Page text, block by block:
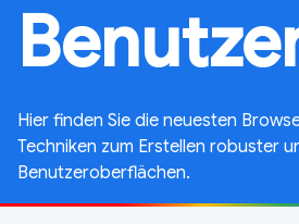
Hier finden Sie die neuesten
Techniken zum Erstellen robuster
Benutzeroberflächen.